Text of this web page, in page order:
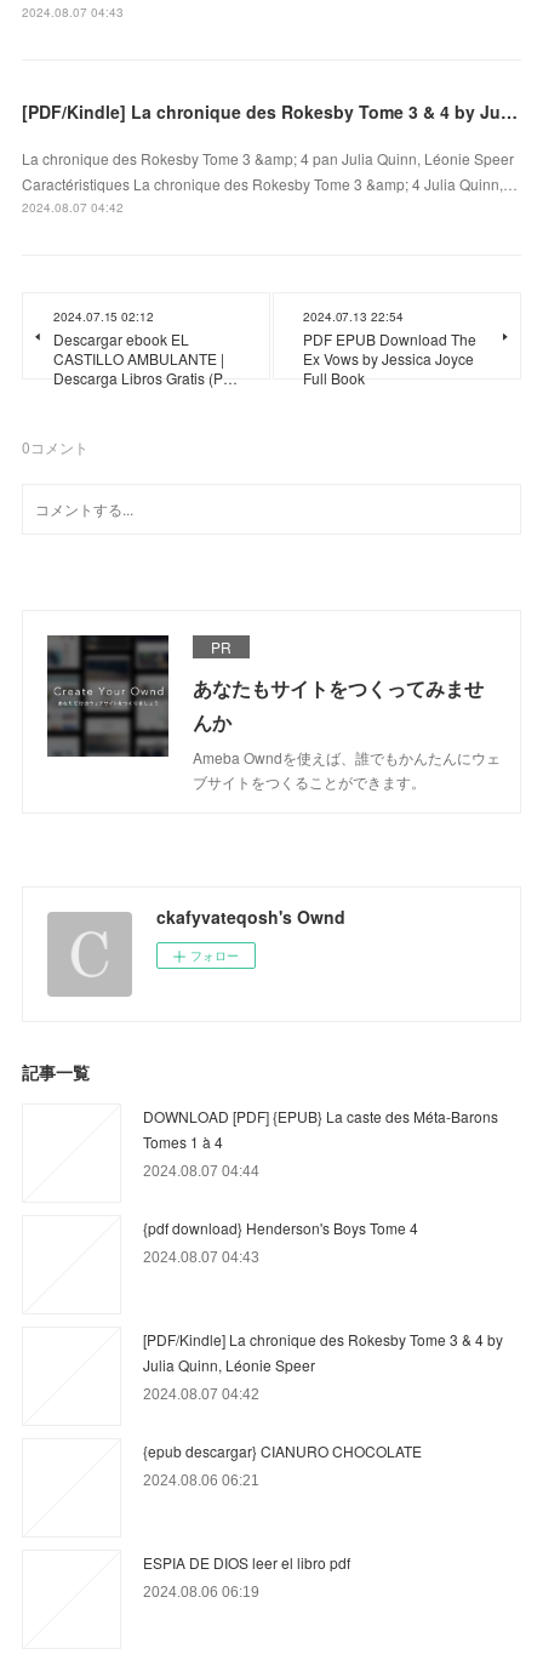
2024.08.07 04:43
[PDF/Kindle] La chronique des Rokesby Tome 3 & 4 by Julia Quinn, Léonie Speer
La chronique des Rokesby Tome 3 &amp; 4 pan Julia Quinn, Léonie Speer
Caractéristiques La chronique des Rokesby Tome 3 &amp; 4 Julia Quinn,…
2024.08.07 04:42
2024.07.15 02:12
Descargar ebook EL
CASTILLO AMBULANTE |
Descarga Libros Gratis (P…
2024.07.13 22:54
PDF EPUB Download The
Ex Vows by Jessica Joyce
Full Book
0コメント
PR
あなたもサイトをつくってみませ
んか
Ameba Owndを使えば、誰でもかんたんにウェ
ブサイトをつくることができます。
ckafyvateqosh's Ownd
フォロー
記事一覧
DOWNLOAD [PDF] {EPUB} La caste des Méta-Barons
Tomes 1 à 4
2024.08.07 04:44
{pdf download} Henderson's Boys Tome 4
2024.08.07 04:43
[PDF/Kindle] La chronique des Rokesby Tome 3 & 4 by
Julia Quinn, Léonie Speer
2024.08.07 04:42
{epub descargar} CIANURO CHOCOLATE
2024.08.06 06:21
ESPIA DE DIOS leer el libro pdf
2024.08.06 06:19